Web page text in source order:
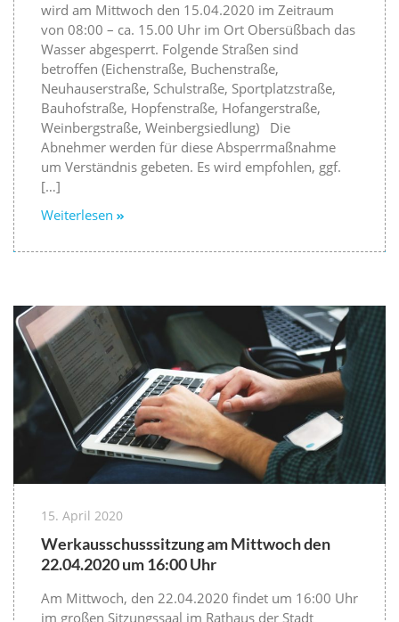
wird am Mittwoch den 15.04.2020 im Zeitraum
von 08:00 – ca. 15.00 Uhr im Ort Obersüßbach das
Wasser abgesperrt. Folgende Straßen sind
betroffen (Eichenstraße, Buchenstraße,
Neuhauserstraße, Schulstraße, Sportplatzstraße,
Bauhofstraße, Hopfenstraße, Hofangerstraße,
Weinbergstraße, Weinbergsiedlung) Die
Abnehmer werden für diese Absperrmaßnahme
um Verständnis gebeten. Es wird empfohlen, ggf.
[…]
Weiterlesen
15. April 2020
Werkausschusssitzung am Mittwoch den
22.04.2020 um 16:00 Uhr
Am Mittwoch, den 22.04.2020 findet um 16:00 Uhr
im großen Sitzungssaal im Rathaus der Stadt